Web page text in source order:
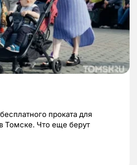
проката для
Томске. Что еще берут